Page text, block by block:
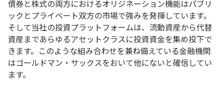
債券と株式の両方におけるオリジネーション機能はパブリ
ックとプライベート双方の市場で強みを発揮しています。
そして当社の投資プラットフォームは、流動資産から代替
資産まであらゆるアセットクラスに投資資金を集め投下で
きます。このような組み合わせを兼ね備えている金融機関
はゴールドマン・サックスをおいて他にないと確信してい
ます。